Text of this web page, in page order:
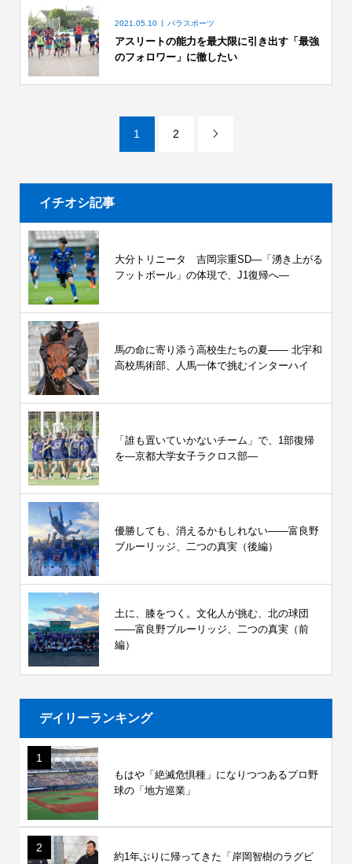
2021.05.10 パラスポーツ
アスリートの能力を最大限に引き出す「最強
のフォロワー」に徹したい
1 2 
イチオシ記事
大分トリニータ 吉岡宗重SD―「湧き上がる
フットボール」の体現で、J1復帰へ―
馬の命に寄り添う高校生たちの夏—— 北宇和
高校馬術部、人馬一体で挑むインターハイ
「誰も置いていかないチーム」で、1部復帰
を―京都大学女子ラクロス部―
優勝しても、消えるかもしれない――富良野
ブルーリッジ、二つの真実（後編）
土に、膝をつく。文化人が挑む、北の球団
――富良野ブルーリッジ、二つの真実（前
編）
デイリーランキング
1
もはや「絶滅危惧種」になりつつあるプロ野
球の「地方巡業」
2
約1年ぶりに帰ってきた「岸岡智樹のラグビ